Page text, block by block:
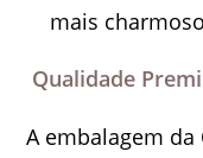
mais
Qualidade
A embalagem da